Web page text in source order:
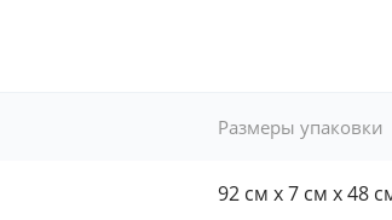
Размеры упаковки
92 см x 7 см x 48